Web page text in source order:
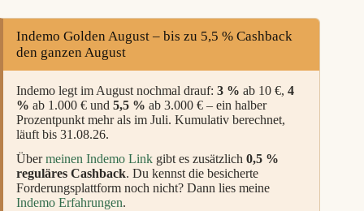
Indemo Golden August – bis zu 5,5 % Cashback
den ganzen August
Indemo legt im August nochmal drauf: 3 % ab 10 €, 4
% ab 1.000 € und 5,5 % ab 3.000 € – ein halber
Prozentpunkt mehr als im Juli. Kumulativ berechnet,
läuft bis 31.08.26.
Übermeinen Indemo Link gibt es zusätzlich 0,5 %
reguläres Cashback. Du kennst die besicherte
Forderungsplattform noch nicht? Dann lies meine
Indemo Erfahrungen.